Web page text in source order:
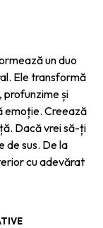
un duo
Ele transformă
și
emoție. Creează
Dacă vrei să-ți
de sus. De la
cu adevărat